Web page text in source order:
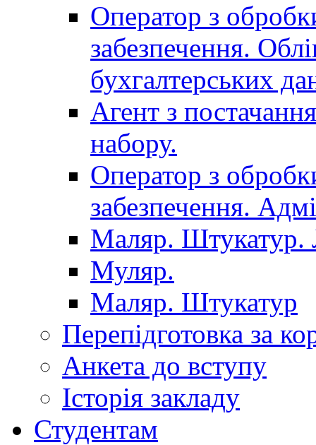
Оператор з
забезпечення.
бухгалтерських
Агент з
набору.
Оператор з
забезпечення.
Маляр. Штукатур.
Муляр.
Маляр. Штукатур
Перепідготовка за
Анкета до вступу
Історія закладу
Студентам